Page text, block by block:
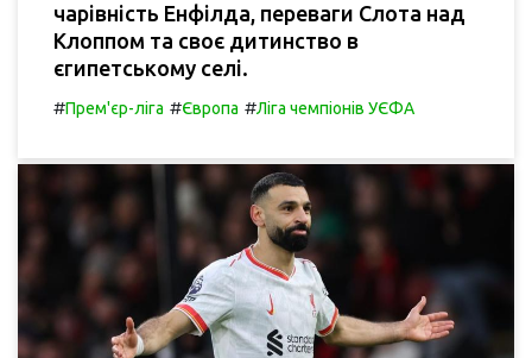
чарівність Енфілда, переваги Слота над
Клоппом та своє дитинство в
єгипетському селі.
#Прем'єр-ліга #Європа #Ліга чемпіонів УЄФА